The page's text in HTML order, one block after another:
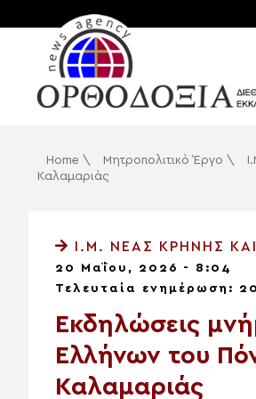
Home \ Μητροπολιτικό Έργο \
Καλαμαριάς
Ι.Μ. ΝΈΑΣ ΚΡΉΝΗΣ
20 Μαΐου, 2026 - 8:04
Τελευταία ενημέρωση:
Εκδηλώσεις
Ελλήνων του
Καλαμαριάς